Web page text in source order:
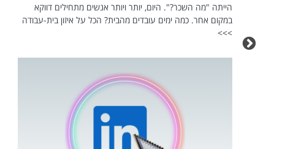
הייתה "מה השכר?". היום, יותר ויותר אנשים מתחילים דווקא
במקום אחר. כמה ימים עובדים מהבית? הכל על איזון בית-עבודה
>>>